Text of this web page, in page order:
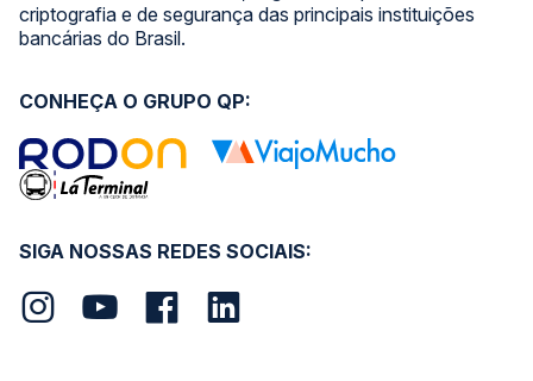
criptografia e de segurança das principais instituições
bancárias do Brasil.
SIGA NOSSAS REDES SOCIAIS:
CONHEÇA O GRUPO QP: